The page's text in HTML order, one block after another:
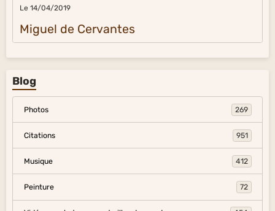
Le 14/04/2019
Miguel de Cervantes
Blog
Photos 269
Citations 951
Musique 412
Peinture 72